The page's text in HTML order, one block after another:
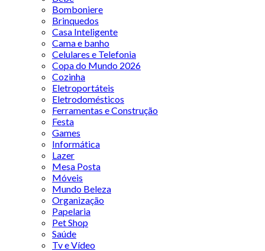
Bomboniere
Brinquedos
Casa Inteligente
Cama e banho
Celulares e Telefonia
Copa do Mundo 2026
Cozinha
Eletroportáteis
Eletrodomésticos
Ferramentas e Construção
Festa
Games
Informática
Lazer
Mesa Posta
Móveis
Mundo Beleza
Organização
Papelaria
Pet Shop
Saúde
Tv e Vídeo